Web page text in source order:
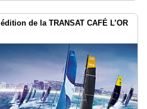
de la TRANSAT CAFÉ L’OR